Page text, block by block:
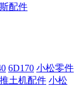
配件
6D170 小松零件
土机配件 小松